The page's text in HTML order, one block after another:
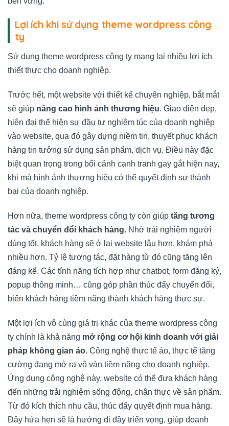
Lợi ích khi sử dụng theme wordpress công
ty
Sử dụng theme wordpress công ty mang lại nhiều lợi ích
thiết thực cho doanh nghiệp.
Trước hết, một website với thiết kế chuyên nghiệp, bắt mắt
sẽ giúp nâng cao hình ảnh thương hiệu. Giao diện đẹp,
hiện đại thể hiện sự đầu tư nghiêm túc của doanh nghiệp
vào website, qua đó gây dựng niềm tin, thuyết phục khách
hàng tin tưởng sử dụng sản phẩm, dịch vụ. Điều này đặc
biệt quan trọng trong bối cảnh cạnh tranh gay gắt hiện nay,
khi mà hình ảnh thương hiệu có thể quyết định sự thành
bại của doanh nghiệp.
Hơn nữa, theme wordpress công ty còn giúp tăng tương
tác và chuyển đổi khách hàng. Nhờ trải nghiệm người
dùng tốt, khách hàng sẽ ở lại website lâu hơn, khám phá
nhiều hơn. Tỷ lệ tương tác, đặt hàng từ đó cũng tăng lên
đáng kể. Các tính năng tích hợp như chatbot, form đăng ký,
popup thông minh… cũng góp phần thúc đẩy chuyển đổi,
biến khách hàng tiềm năng thành khách hàng thực sự.
Một lợi ích vô cùng giá trị khác của theme wordpress công
ty chính là khả năng mở rộng cơ hội kinh doanh với giải
pháp không gian ảo. Công nghệ thực tế ảo, thực tế tăng
cường đang mở ra vô vàn tiềm năng cho doanh nghiệp.
Ứng dụng công nghệ này, website có thể đưa khách hàng
đến những trải nghiệm sống động, chân thực về sản phẩm.
Từ đó kích thích nhu cầu, thúc đẩy quyết định mua hàng.
Đây hứa hẹn sẽ là hướng đi đầy triển vọng, giúp doanh